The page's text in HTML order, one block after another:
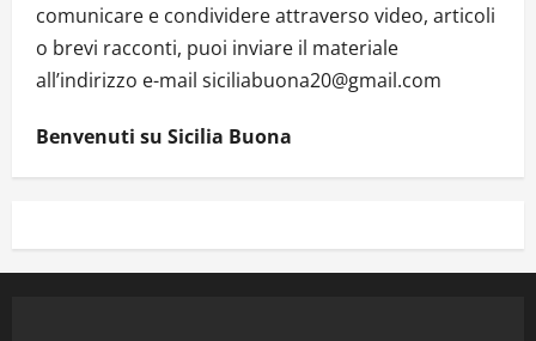
comunicare e condividere attraverso video, articoli
o brevi racconti, puoi inviare il materiale
all’indirizzo e-mail siciliabuona20@gmail.com
Benvenuti su Sicilia Buona